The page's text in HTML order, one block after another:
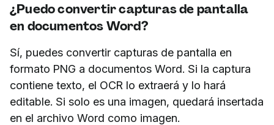
¿Puedo convertir capturas de pantalla
en documentos Word?
Sí, puedes convertir capturas de pantalla en
formato PNG a documentos Word. Si la captura
contiene texto, el OCR lo extraerá y lo hará
editable. Si solo es una imagen, quedará insertada
en el archivo Word como imagen.